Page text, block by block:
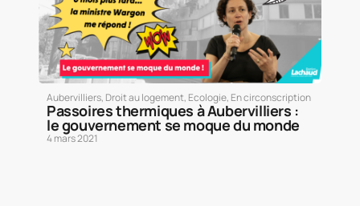
Aubervilliers, Droit au logement, Ecologie, En circonscription
Passoires thermiques à Aubervilliers :
le gouvernement se moque du monde
4 mars 2021